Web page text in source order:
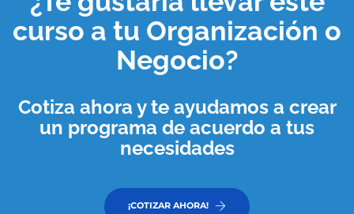
curso a tu Organización o
Negocio?
Cotiza ahora y te ayudamos a crear
un programa de acuerdo a tus
necesidades
¡COTIZAR AHORA!